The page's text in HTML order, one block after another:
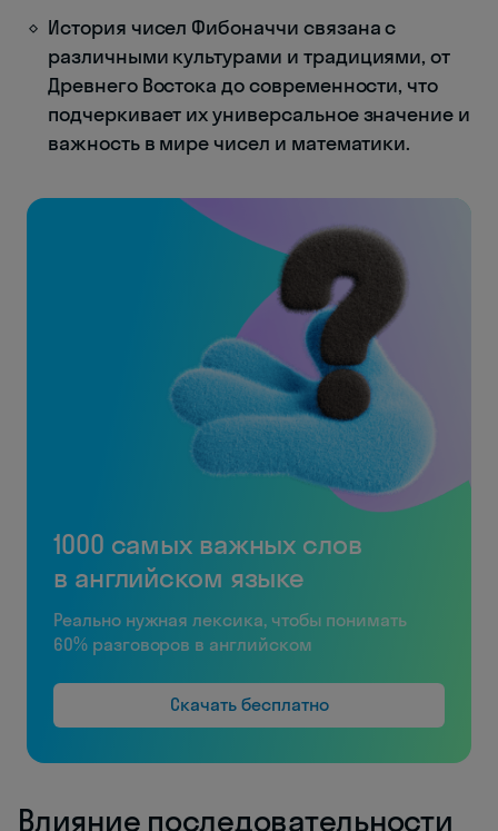
История чисел Фибоначчи связана с
различными культурами и традициями, от
Древнего Востока до современности, что
подчеркивает их универсальное значение и
важность в мире чисел и математики.
1000 самых важных слов
в английском языке
Реально нужная лексика, чтобы понимать
60% разговоров в английском
Скачать бесплатно
Влияние последовательности